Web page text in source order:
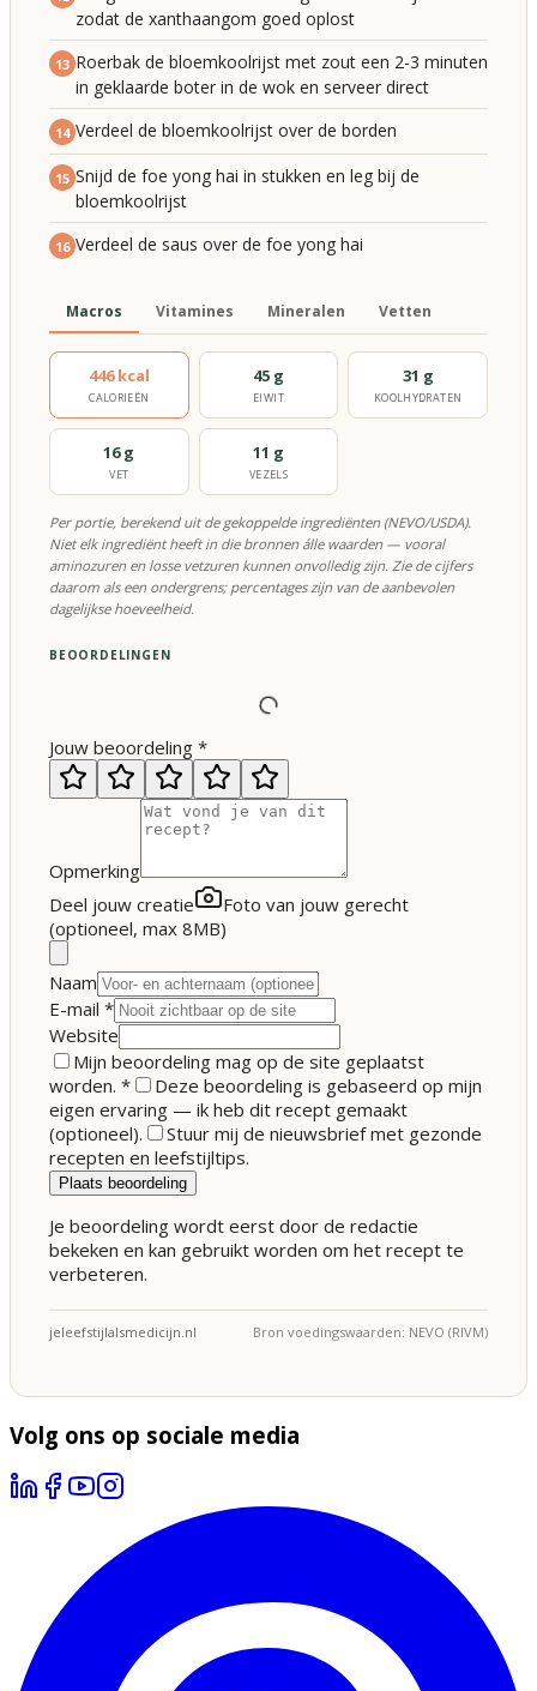
zodat de xanthaangom goed oplost
13 Roerbak de bloemkoolrijst met zout een 2-3 minuten
in geklaarde boter in de wok en serveer direct
14 Verdeel de bloemkoolrijst over de borden
15 Snijd de foe yong hai in stukken en leg bij de
bloemkoolrijst
16 Verdeel de saus over de foe yong hai
Macros Vitamines Mineralen Vetten
446 kcal
CALORIEËN
45 g
EIWIT
31 g
KOOLHYDRATEN
16 g
VET
11 g
VEZELS
Per portie, berekend uit de gekoppelde ingrediënten (NEVO/USDA).
Niet elk ingrediënt heeft in die bronnen álle waarden — vooral
aminozuren en losse vetzuren kunnen onvolledig zijn. Zie de cijfers
daarom als een ondergrens; percentages zijn van de aanbevolen
dagelijkse hoeveelheid.
BEOORDELINGEN
Jouw beoordeling *
Opmerking
Deel jouw creatie
Foto van jouw gerecht
(optioneel, max 8MB)
Naam
E-mail *
Website
Mijn beoordeling mag op de site geplaatst
worden. *
Deze beoordeling is gebaseerd op mijn
eigen ervaring — ik heb dit recept gemaakt
(optioneel).
Stuur mij de nieuwsbrief met gezonde
recepten en leefstijltips.
Plaats beoordeling
Je beoordeling wordt eerst door de redactie
bekeken en kan gebruikt worden om het recept te
verbeteren.
jeleefstijlalsmedicijn.nl Bron voedingswaarden: NEVO (RIVM)
Volg ons op sociale media